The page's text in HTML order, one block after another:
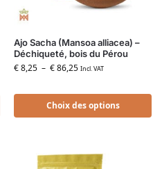
Ajo Sacha (Mansoa alliacea) –
Déchiqueté, bois du Pérou
€8,25 – €86,25 Incl. VAT
Choix des options